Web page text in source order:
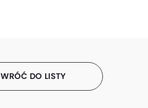
WRÓĆ DO LISTY